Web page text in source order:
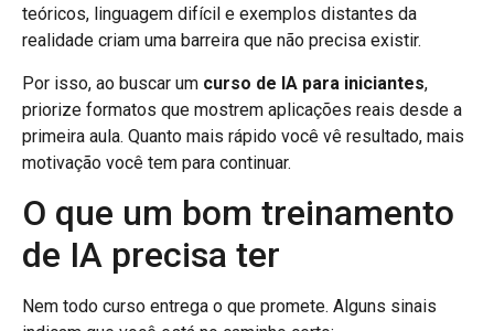
teóricos, linguagem difícil e exemplos distantes da
realidade criam uma barreira que não precisa existir.
Por isso, ao buscar um curso de IA para iniciantes,
priorize formatos que mostrem aplicações reais desde a
primeira aula. Quanto mais rápido você vê resultado, mais
motivação você tem para continuar.
O que um bom treinamento
de IA precisa ter
Nem todo curso entrega o que promete. Alguns sinais